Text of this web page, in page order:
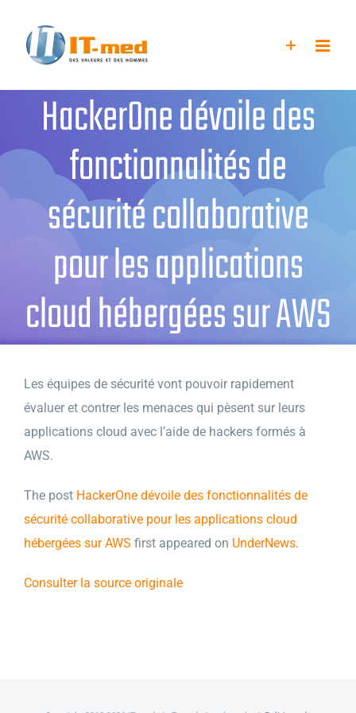
contenu
HackerOne dévoile des
fonctionnalités de
sécurité collaborative
pour les applications
cloud hébergées sur AWS
Les équipes de sécurité vont pouvoir rapidement
évaluer et contrer les menaces qui pèsent sur leurs
applications cloud avec l’aide de hackers formés à
AWS.
The post HackerOne dévoile des fonctionnalités de
sécurité collaborative pour les applications cloud
hébergées sur AWS first appeared on UnderNews.
Consulter la source originale